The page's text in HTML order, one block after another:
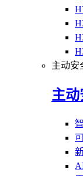
主动安
主动